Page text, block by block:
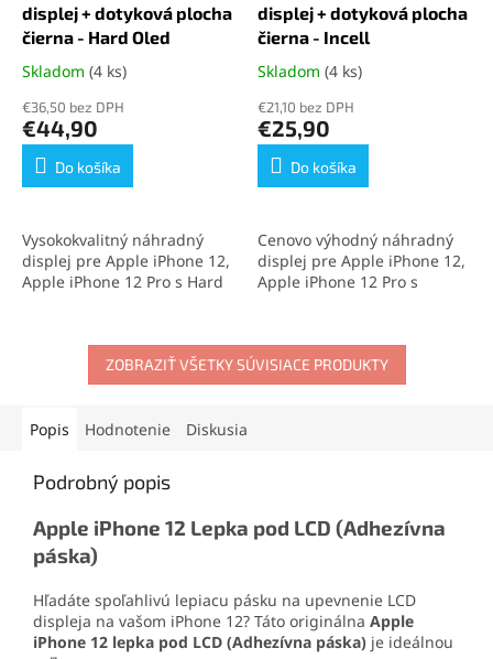
displej + dotyková plocha
čierna - Hard Oled
Priemerné
produktu
je
5,0
Skladom (4 ks)
€36,50 bez DPH
€44,90
Do košíka
Vysokokvalitný náhradný
displej pre Apple iPhone 12,
Apple iPhone 12 Pro s Hard
výbornú citlivosť na dotyk a
podporu technológií 3D
Touch a TrueTone. Ideálna
jednoduchú výmenu
displej + dotyková plocha
čierna - Incell
Priemerné
produktu
je
5,0
Skladom (4 ks)
€21,10 bez DPH
€25,90
Do košíka
Cenovo výhodný náhradný
displej pre Apple iPhone 12,
Apple iPhone 12 Pro s
skvelý pomer cena-kvalita,
vysokú citlivosť na dotyk a
podporu technológie 3D
ZOBRAZIŤ VŠETKY SÚVISIACE PRODUKTY
Popis Hodnotenie Diskusia
Podrobný popis
Apple iPhone 12 Lepka pod LCD (Adhezívna
páska)
Hľadáte spoľahlivú lepiacu pásku na upevnenie LCD
displeja na vašom iPhone 12? Táto originálna Apple
iPhone 12 lepka pod LCD (Adhezívna páska) je ideálnou